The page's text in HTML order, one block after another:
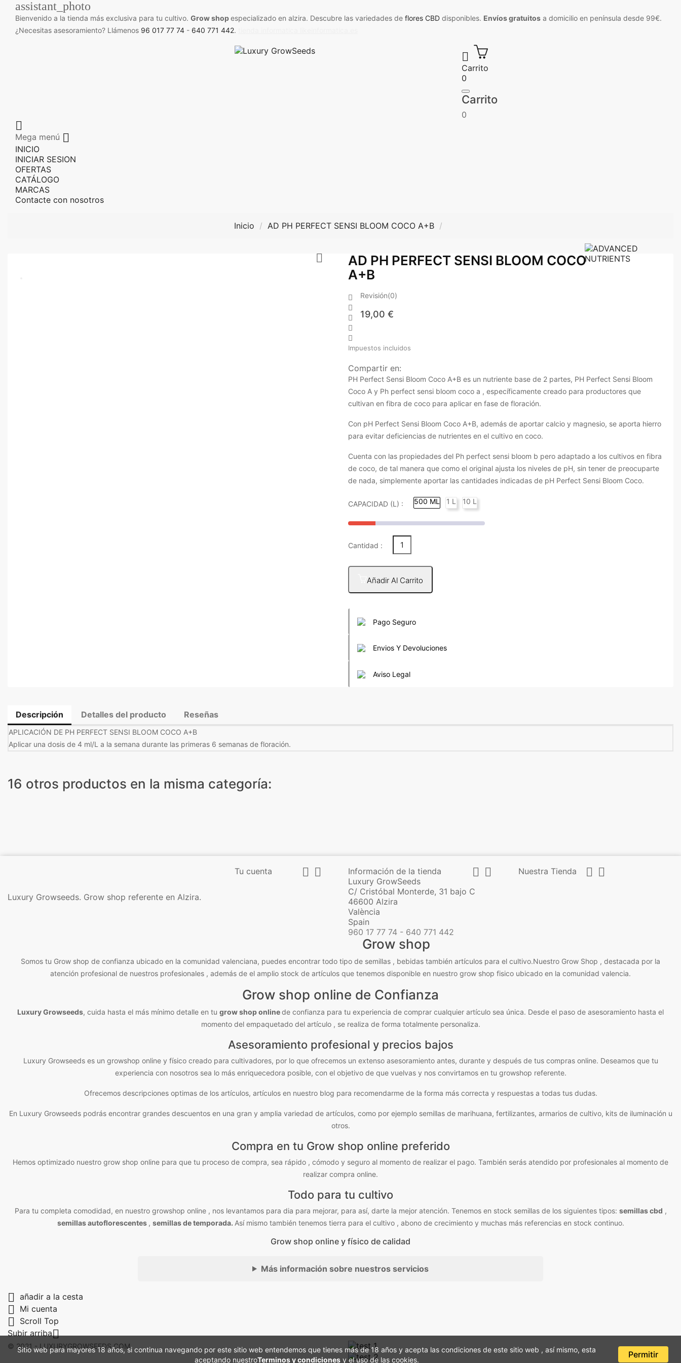
Sitio web para mayores 18 años, si continua navegando por este sitio web entendemos que tienes más de 18 años y acepta las condiciones de este sitio web , así mismo, esta
aceptando nuestroTerminos y condicionesy el uso de las cookies.
Permitir
assistant_photo
Bienvenido a la tienda más exclusiva para tu cultivo. Grow shopespecializado en alzira. Descubre las variedades de flores CBD disponibles. Envíos gratuitos a domicilio en península desde 99€.
¿Necesitas asesoramiento? Llámenos 96 017 77 74 - 640 771 442.

Carrito
0
Carrito
0

Mega menú 
INICIO
INICIAR SESION
OFERTAS
CATÁLOGO
MARCAS
Contacte con nosotros
Inicio AD PH PERFECT SENSI BLOOM COCO A+B

AD PH PERFECT SENSI BLOOM COCO
A+B





Revisión(0)
19,00 €
Impuestos incluidos
Compartir en:
PH Perfect Sensi Bloom Coco A+B es un nutriente base de 2 partes, PH Perfect Sensi Bloom
Coco A y Ph perfect sensi bloom coco a , específicamente creado para productores que
cultivan en fibra de coco para aplicar en fase de floración.
Con pH Perfect Sensi Bloom Coco A+B, además de aportar calcio y magnesio, se aporta hierro
para evitar deficiencias de nutrientes en el cultivo en coco.
Cuenta con las propiedades del Ph perfect sensi bloom b pero adaptado a los cultivos en fibra
de coco, de tal manera que como el original ajusta los niveles de pH, sin tener de preocuparte
de nada, simplemente aportar las cantidades indicadas de pH Perfect Sensi Bloom Coco.
CAPACIDAD (L) : 500 ML 1 L 10 L
Cantidad :
Añadir Al Carrito
Pago Seguro
Envios Y Devoluciones
Aviso Legal
Descripción Detalles del producto Reseñas
APLICACIÓN DE PH PERFECT SENSI BLOOM COCO A+B
Aplicar una dosis de 4 ml/L a la semana durante las primeras 6 semanas de floración.
16 otros productos en la misma categoría:
AD PH PERFECT SENSI
BLOOM COCO A+B
Luxury Growseeds. Grow shop referente en Alzira.
Tu cuenta   Información de la tienda  
Luxury GrowSeeds
C/ Cristóbal Monterde, 31 bajo C
46600 Alzira
València
Spain
960 17 77 74 - 640 771 442
Nuestra Tienda  
Grow shop
Somos tu Grow shop de confianza ubicado en la comunidad valenciana, puedes encontrar todo tipo de semillas , bebidas también artículos para el cultivo.Nuestro Grow Shop , destacada por la
atención profesional de nuestros profesionales , además de el amplio stock de artículos que tenemos disponible en nuestro grow shop fisico ubicado en la comunidad valencia.
Grow shop online de Confianza
Luxury Growseeds, cuida hasta el más mínimo detalle en tu grow shop onlinede confianza para tu experiencia de comprar cualquier artículo sea única. Desde el paso de asesoramiento hasta el
momento del empaquetado del artículo , se realiza de forma totalmente personaliza.
Asesoramiento profesional y precios bajos
Luxury Growseeds es un growshop online y físico creado para cultivadores, por lo que ofrecemos un extenso asesoramiento antes, durante y después de tus compras online. Deseamos que tu
experiencia con nosotros sea lo más enriquecedora posible, con el objetivo de que vuelvas y nos convirtamos en tu growshop referente.
Ofrecemos descripciones optimas de los artículos, artículos en nuestro blog para recomendarme de la forma más correcta y respuestas a todas tus dudas.
En Luxury Growseeds podrás encontrar grandes descuentos en una gran y amplia variedad de artículos, como por ejemplo semillas de marihuana, fertilizantes, armarios de cultivo, kits de iluminación u
otros.
Compra en tu Grow shop online preferido
Hemos optimizado nuestro grow shop online para que tu proceso de compra, sea rápido , cómodo y seguro al momento de realizar el pago. También serás atendido por profesionales al momento de
realizar compra online.
Todo para tu cultivo
Para tu completa comodidad, en nuestro growshop online , nos levantamos para dia para mejorar, para así, darte la mejor atención. Tenemos en stock semillas de los siguientes tipos: semillas cbd ,
semillas autoflorescentes , semillas de temporada. Así mismo también tenemos tierra para el cultivo , abono de crecimiento y muchas más referencias en stock continuo.
Grow shop online y físico de calidad
Más información sobre nuestros servicios
 añadir a la cesta
 Mi cuenta
 Scroll Top
Subir arriba
© 2021 - LUXURYGROWSEEDS.COM